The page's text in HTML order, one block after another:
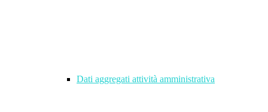
Dati aggregati attività amministrativa